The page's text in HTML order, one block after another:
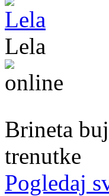
Lela
Brineta
trenutke
Pogledaj